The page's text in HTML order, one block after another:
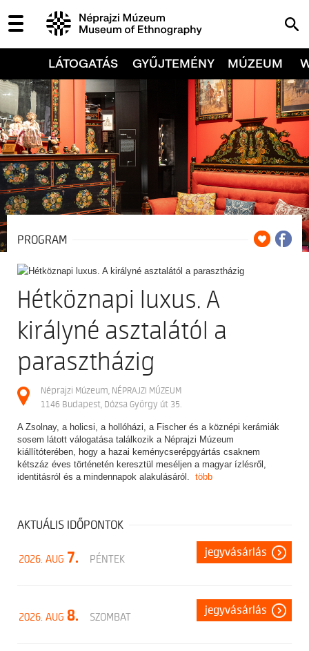
LÁTOGATÁS GYŰJTEMÉNY MÚZEUM
PROGRAM
Hétköznapi luxus. A
királyné asztalától a
parasztházig
Néprajzi Múzeum, NÉPRAJZI MÚZEUM
1146 Budapest, Dózsa György út 35.
A Zsolnay, a holicsi, a hollóházi, a Fischer és a köznépi kerámiák
sosem látott válogatása találkozik a Néprajzi Múzeum
kiállítóterében, hogy a hazai keménycserépgyártás csaknem
kétszáz éves történetén keresztül meséljen a magyar ízlésről,
identitásról és a mindennapok alakulásáról. több
AKTUÁLIS IDŐPONTOK
2026. AUG 7. PÉNTEK
jegyvásárlás
2026. AUG 8. SZOMBAT
jegyvásárlás